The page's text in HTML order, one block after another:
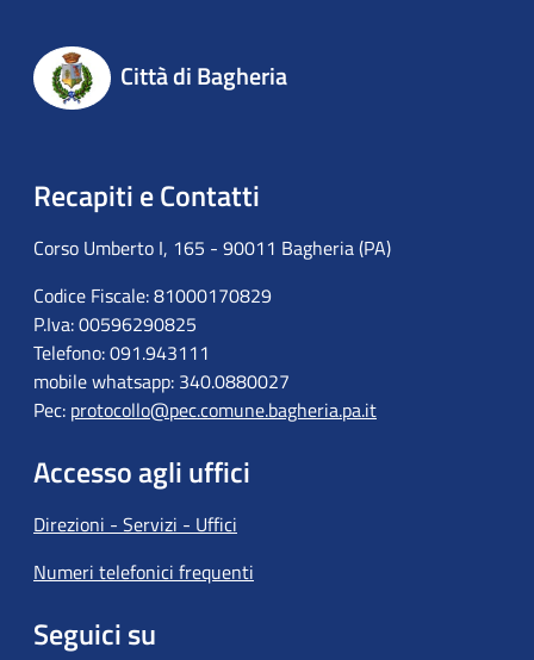
Città di Bagheria
Recapiti e Contatti
Corso Umberto I, 165 - 90011 Bagheria (PA)
Codice Fiscale: 81000170829
P.Iva: 00596290825
Telefono: 091.943111
mobile whatsapp: 340.0880027
Pec: protocollo@pec.comune.bagheria.pa.it
Accesso agli uffici
Direzioni - Servizi - Uffici
Numeri telefonici frequenti
Seguici su